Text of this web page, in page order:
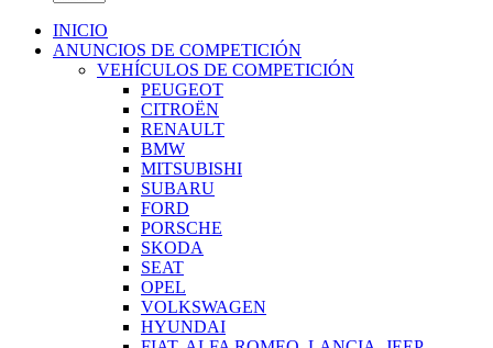
INICIO
ANUNCIOS DE COMPETICIÓN
VEHÍCULOS DE COMPETICIÓN
PEUGEOT
CITROËN
RENAULT
BMW
MITSUBISHI
SUBARU
FORD
PORSCHE
SKODA
SEAT
OPEL
VOLKSWAGEN
HYUNDAI